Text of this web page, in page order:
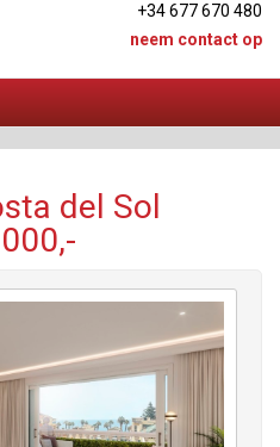
+34 677 670 480
neem contact op
del Sol